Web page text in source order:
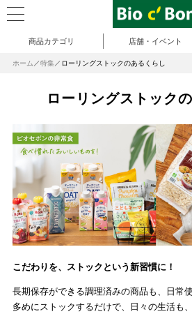
商品カテゴリ 店舗・イベント
ホーム 特集 ローリングストックのあるくらし
ローリングストック
こだわりを、ストックという新習慣に！
長期保存ができる調理済みの商品も、日常
多めにストックするだけで、日々の生活も